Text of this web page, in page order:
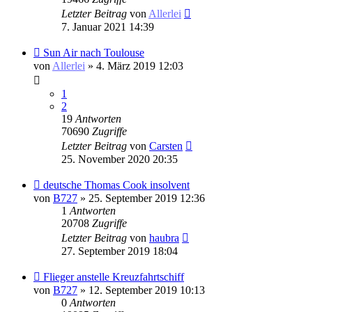
Letzter Beitrag von Allerlei
7. Januar 2021 14:39
Sun Air nach Toulouse
von Allerlei » 4. März 2019 12:03
1
2
19 Antworten
70690 Zugriffe
Letzter Beitrag von Carsten
25. November 2020 20:35
deutsche Thomas Cook insolvent
von B727 » 25. September 2019 12:36
1 Antworten
20708 Zugriffe
Letzter Beitrag von haubra
27. September 2019 18:04
Flieger anstelle Kreuzfahrtschiff
von B727 » 12. September 2019 10:13
0 Antworten